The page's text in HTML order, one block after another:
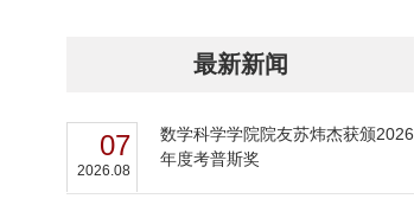
最新新闻
07
2026.08
数学科学学院院友苏炜杰获颁2026
年度考普斯奖